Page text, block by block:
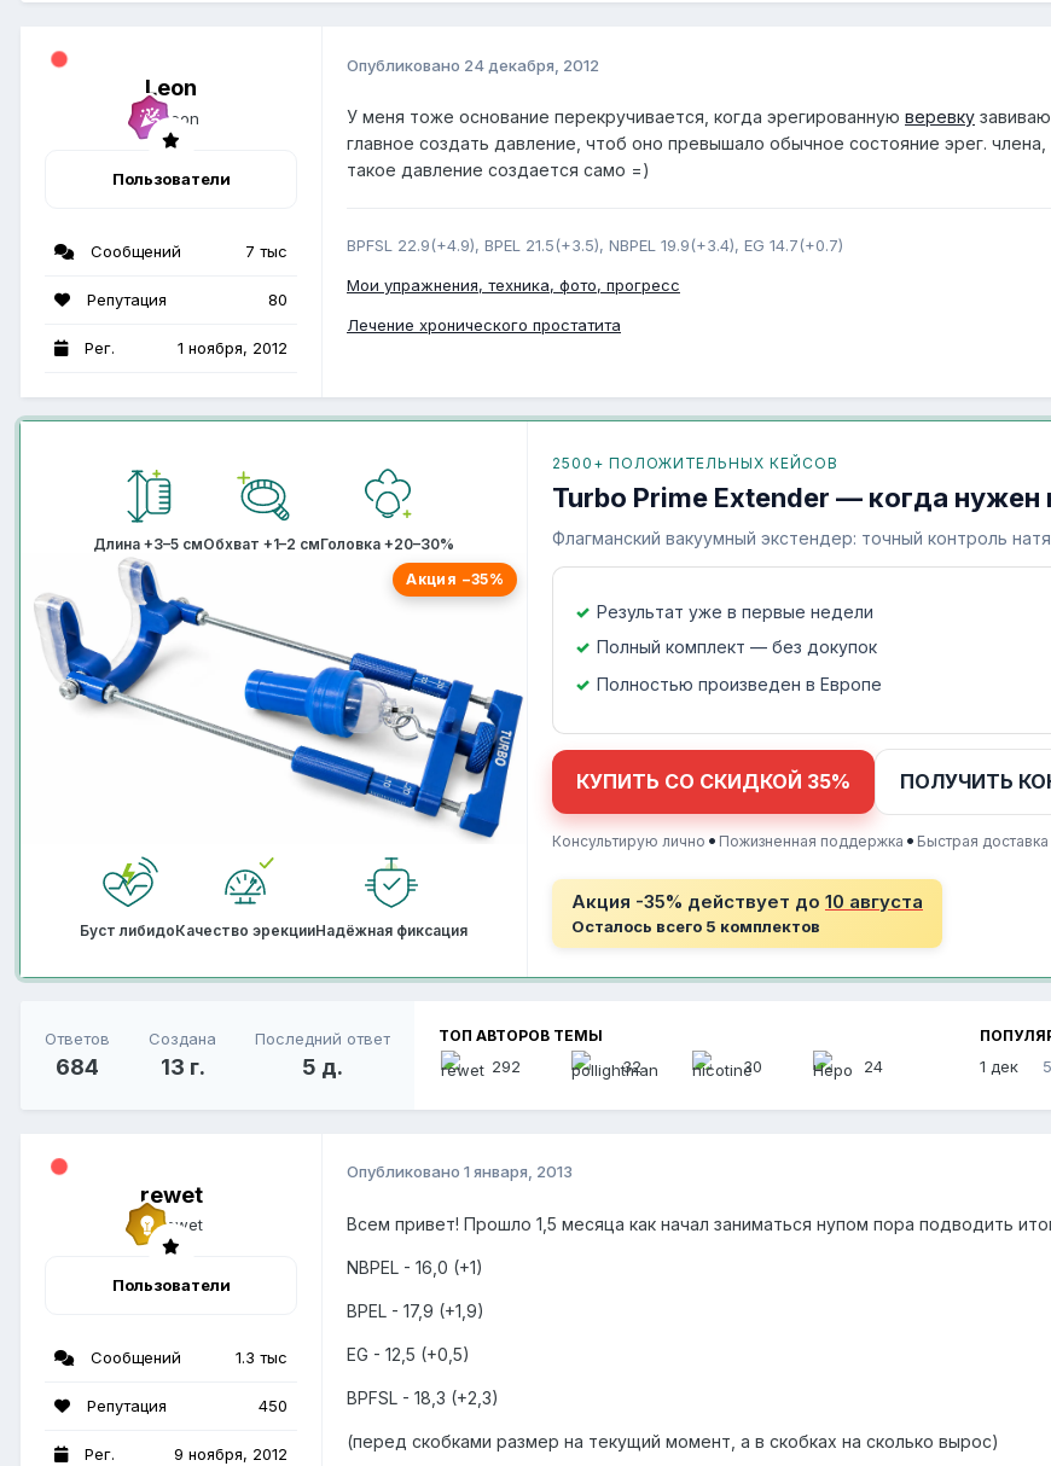
Leon
Пользователи
Сообщений 7 тыс
Репутация 80
Рег. 1 ноября, 2012
Опубликовано 24 декабря, 2012
У меня тоже основание перекручивается, когда эрегированную веревку
главное создать давление, чтоб оно превышало обычное состояние эрег.
такое давление создается само =)
BPFSL 22.9(+4.9), BPEL 21.5(+3.5), NBPEL 19.9(+3.4), EG 14.7(+0.7)
Мои упражнения, техника, фото, прогресс
Лечение хронического простатита
Длина +3–5 смОбхват +1–2 смГоловка +20–30%
Акция −35%
Буст либидоКачество эрекцииНадёжная фиксация
2500+ ПОЛОЖИТЕЛЬНЫХ КЕЙСОВ
Turbo Prime Extender — когда нужен
Флагманский вакуумный экстендер: точный контроль
Результат уже в первые недели
Полный комплект — без докупок
Полностью произведен в Европе
КУПИТЬ СО СКИДКОЙ 35% ПОЛУЧИТЬ
Консультирую лично • Пожизненная поддержка • Быстрая доставка
Акция -35% действует до 10 августа
Осталось всего 5 комплектов
Ответов
684
Создана
13 г.
Последний ответ
5 д.
ТОП АВТОРОВ ТЕМЫ
292 32 30 24 1 дек
rewet
Пользователи
Сообщений 1.3 тыс
Репутация 450
Рег. 9 ноября, 2012
Опубликовано 1 января, 2013
Всем привет! Прошло 1,5 месяца как начал заниматься нупом пора подводить
NBPEL - 16,0 (+1)
BPEL - 17,9 (+1,9)
EG - 12,5 (+0,5)
BPFSL - 18,3 (+2,3)
(перед скобками размер на текущий момент, а в скобках на сколько вырос)